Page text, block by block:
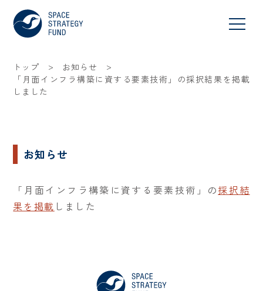
トップ > お知らせ
>
「月面インフラ構築に資する要素技術」の採択結果を掲載
しました
お知らせ
「月面インフラ構築に資する要素技術」の採択結
果を掲載 しました